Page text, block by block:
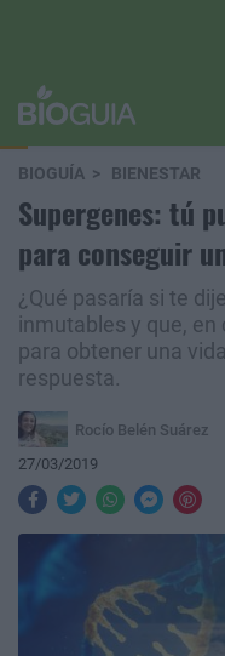
BIOGUÍA BIENESTAR
Supergenes: tú
para conseguir
¿Qué pasaría si te
inmutables y que,
para obtener una
respuesta.
Rocío Belén Suárez
27/03/2019